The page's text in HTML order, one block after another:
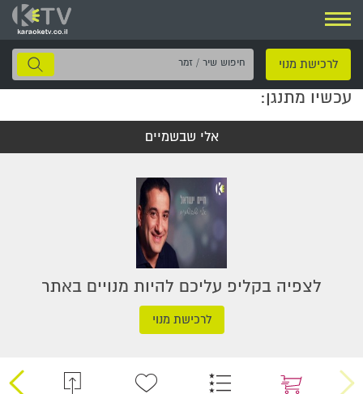
ניווט
לרכישת מנוי
חיפוש
שיר
עכשיו מתנגן:
אלי שבשמיים
לצפיה בקליפ עליכם להיות מנויים באתר
לרכישת מנוי